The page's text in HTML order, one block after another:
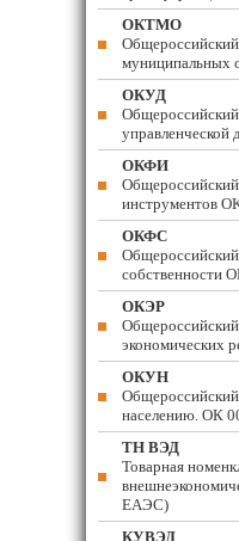
ОКТМО
муниципальных
ОКУД
Общероссийский
ОКФИ
инструментов
ОКФС
собственности
ОКЭР
Общероссийский
экономических
ОКУН
Общероссийский
населению. ОК
ТН ВЭД
Товарная
ЕАЭС)
КУВЭД